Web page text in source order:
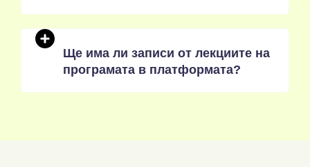
Ще има ли записи от лекциите на
програмата в платформата?